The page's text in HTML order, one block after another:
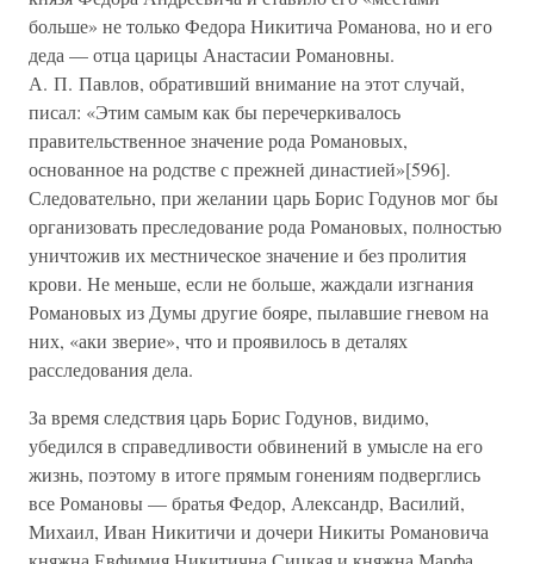
больше» не только Федора Никитича Романова, но и его
деда — отца царицы Анастасии Романовны.
А. П. Павлов, обративший внимание на этот случай,
писал: «Этим самым как бы перечеркивалось
правительственное значение рода Романовых,
основанное на родстве с прежней династией»[596].
Следовательно, при желании царь Борис Годунов мог бы
организовать преследование рода Романовых, полностью
уничтожив их местническое значение и без пролития
крови. Не меньше, если не больше, жаждали изгнания
Романовых из Думы другие бояре, пылавшие гневом на
них, «аки зверие», что и проявилось в деталях
расследования дела.
За время следствия царь Борис Годунов, видимо,
убедился в справедливости обвинений в умысле на его
жизнь, поэтому в итоге прямым гонениям подверглись
все Романовы — братья Федор, Александр, Василий,
Михаил, Иван Никитичи и дочери Никиты Романовича